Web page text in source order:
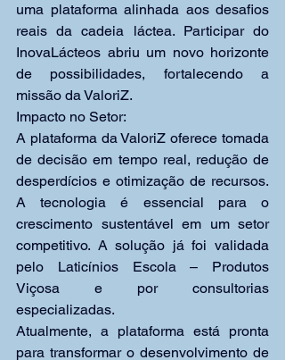
uma plataforma alinhada aos desafios
reais da cadeia láctea. Participar do
InovaLácteos abriu um novo horizonte
de possibilidades, fortalecendo a
missão da ValoriZ.
Impacto no Setor:
A plataforma da ValoriZ oferece tomada
de decisão em tempo real, redução de
desperdícios e otimização de recursos.
A tecnologia é essencial para o
crescimento sustentável em um setor
competitivo. A solução já foi validada
pelo Laticínios Escola – Produtos
Viçosa e por consultorias
especializadas.
Atualmente, a plataforma está pronta
para transformar o desenvolvimento de